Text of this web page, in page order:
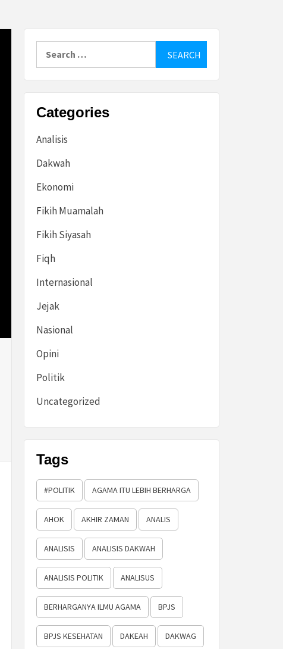
Categories
Analisis
Dakwah
Ekonomi
Fikih Muamalah
Fikih Siyasah
Fiqh
Internasional
Jejak
Nasional
Opini
Politik
Uncategorized
Tags
#POLITIK AGAMA ITU LEBIH BERHARGA
AHOK AKHIR ZAMAN ANALIS
ANALISIS ANALISIS DAKWAH
ANALISIS POLITIK ANALISUS
BERHARGANYA ILMU AGAMA BPJS
BPJS KESEHATAN DAKEAH DAKWAG